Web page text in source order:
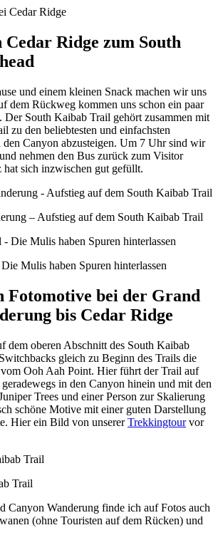
Cedar Ridge
Cedar Ridge zum South
und einem kleinen Snack machen wir uns
dem Rückweg kommen uns schon ein paar
Der South Kaibab Trail gehört zusammen mit
zu den beliebtesten und einfachsten
den Canyon abzusteigen. Um 7 Uhr sind wir
nehmen den Bus zurück zum Visitor
hat sich inzwischen gut gefüllt.
– Aufstieg auf dem South Kaibab Trail
Mulis haben Spuren hinterlassen
Fotomotive bei der Grand
bis Cedar Ridge
dem oberen Abschnitt des South Kaibab
gleich zu Beginn des Trails die
Ooh Aah Point. Hier führt der Trail auf
in den Canyon hinein und mit den
Trees und einer Person zur Skalierung
schöne Motive mit einer guten Darstellung
Hier ein Bild von unsererTrekkingtourvor
Trail
Canyon Wanderung finde ich auf Fotos auch
(ohne Touristen auf dem Rücken) und